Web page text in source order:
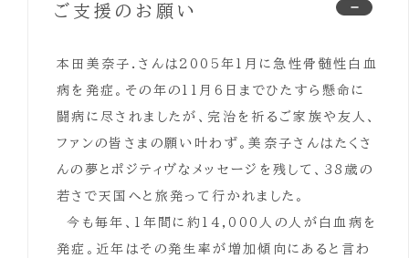
ご支援のお願い
本田美奈子.さんは2005年1月に急性骨髄性白血
病を発症。その年の11月6日までひたすら懸命に
闘病に尽されましたが、完治を祈るご家族や友人、
ファンの皆さまの願い叶わず。美奈子さんはたくさ
んの夢とポジティヴなメッセージを残して、38歳の
若さで天国へと旅発って行かれました。
今も毎年、1年間に約14,000人の人が白血病を
発症。近年はその発生率が増加傾向にあると言わ